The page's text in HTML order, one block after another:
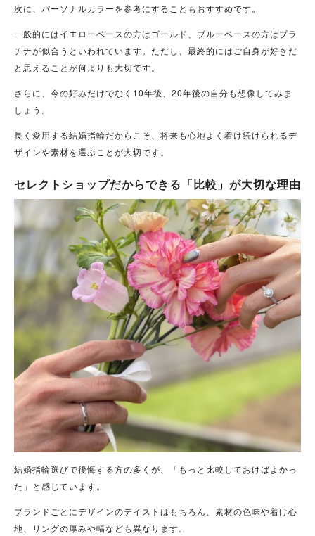
次に、パーソナルカラーを参考にすることもおすすめです。
一般的にはイエローベースの方はゴールド、ブルーベースの方はプラ
チナが似合うといわれています。ただし、最終的にはご自身が好きだ
と思えることが何よりも大切です。
さらに、今の好みだけでなく10年後、20年後の自分も想像してみま
しょう。
長く愛用する結婚指輪だからこそ、将来も心地よく着け続けられるデ
ザインや素材を選ぶことが大切です。
セレクトショップだからできる「比較」が大切な理由
結婚指輪選びで後悔する方の多くが、「もっと比較しておけばよかっ
た」と感じています。
ブランドごとにデザインのテイストはもちろん、素材の色味や着け心
地、リングの厚みや幅なども異なります。